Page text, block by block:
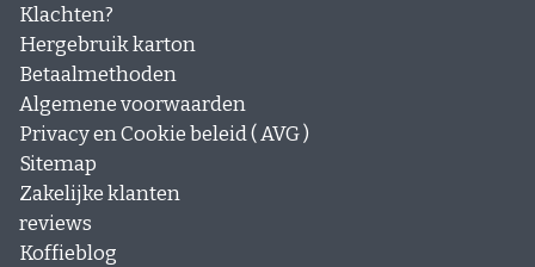
Klachten?
Hergebruik karton
Betaalmethoden
Algemene voorwaarden
Privacy en Cookie beleid ( AVG )
Sitemap
Zakelijke klanten
reviews
Koffieblog